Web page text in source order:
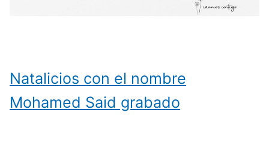
Natalicios con el nombre
Mohamed Said grabado